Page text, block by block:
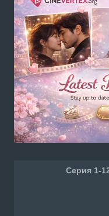
Серия 1-